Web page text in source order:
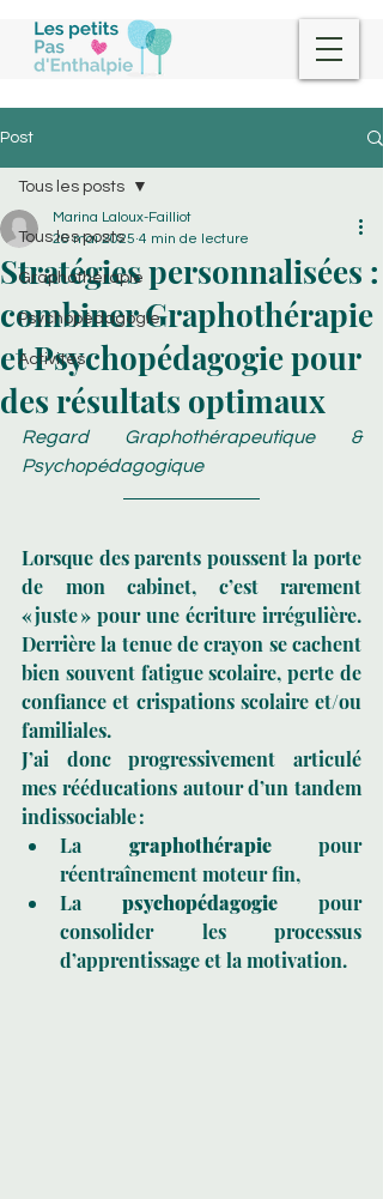
Post
Tous les posts
Graphothérapie
Psychopédagogie
Activités
Tous les posts
Stratégies personnalisées :
combiner Graphothérapie
et Psychopédagogie pour
des résultats optimaux
Marina Laloux-Failliot
26 mai 2025 4 min de lecture
Regard Graphothérapeutique &
Psychopédagogique
Lorsque des parents poussent la porte
de mon cabinet, c’est rarement
« juste » pour une écriture irrégulière.
Derrière la tenue de crayon se cachent
bien souvent fatigue scolaire, perte de
confiance et crispations scolaire et/ou
familiales.
J’ai donc progressivement articulé
mes rééducations autour d’un tandem
indissociable :
La graphothérapie pour
réentraînement moteur fin,
La psychopédagogie pour
consolider les processus
d’apprentissage et la motivation.